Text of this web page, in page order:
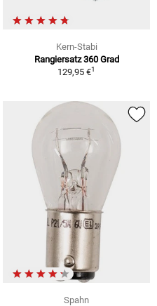
Kern-Stabi
Rangiersatz 360 Grad
129,95 €1
Spahn